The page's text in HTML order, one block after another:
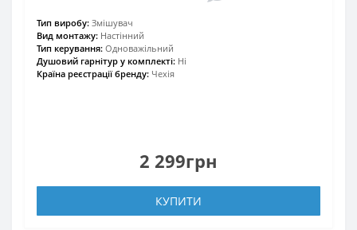
Тип виробу: Змішувач
Вид монтажу: Настінний
Тип керування: Одноважільний
Душовий гарнітур у комплекті: Ні
Країна реєстрації бренду: Чехія
2 299грн
КУПИТИ